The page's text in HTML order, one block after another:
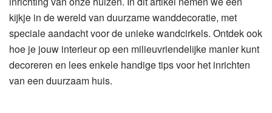
kijkje in de wereld van duurzame wanddecoratie, met
speciale aandacht voor de unieke wandcirkels. Ontdek ook
hoe je jouw interieur op een milieuvriendelijke manier kunt
decoreren en lees enkele handige tips voor het inrichten
van een duurzaam huis.